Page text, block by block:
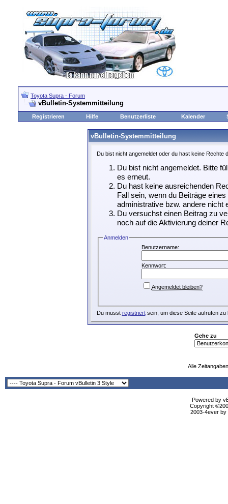
Toyota Supra - Forum
vBulletin-Systemmitteilung
Registrieren Hilfe Benutzerliste Kalender
vBulletin-Systemmitteilung
Du bist nicht angemeldet oder du hast keine Rechte
Du bist nicht angemeldet. Bitte
es erneut.
Du hast keine ausreichenden
Fall sein, wenn du Beiträge
administrative bzw. andere nicht
Du versuchst einen Beitrag zu
noch auf die Aktivierung deiner
Anmelden
Benutzername:
Kennwort:
Angemeldet bleiben?
Du musst registriertsein, um diese Seite aufrufen zu
Gehe zu
Alle
Powered by
Copyright
2003-4ever by